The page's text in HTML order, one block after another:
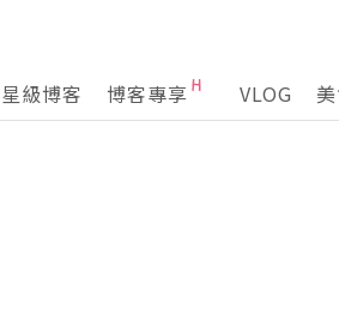
星級博客 博客專享 VLOG